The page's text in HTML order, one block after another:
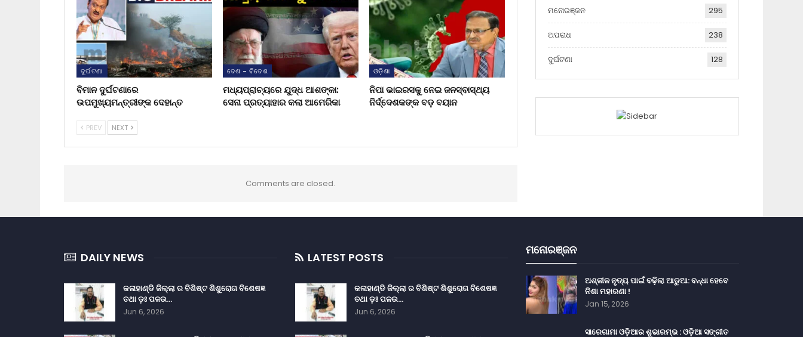
ଦୁର୍ଘଟଣା
ବିମାନ ଦୁର୍ଘଟଣାରେ
ଉପମୁଖ୍ୟମନ୍ତ୍ରୀଙ୍କ ଦେହାନ୍ତ
ଦେଶ - ବିଦେଶ
ମଧ୍ୟପ୍ରାଚ୍ୟରେ ଯୁଦ୍ଧ ଆଶଙ୍କା:
ସେନା ପ୍ରତ୍ୟାହାର କଲା ଆମେରିକା
ଓଡ଼ିଶା
ନିପା ଭାଇରସକୁ ନେଇ ଜନସ୍ବାସ୍ଥ୍ୟ
ନିର୍ଦ୍ଦେଶକଙ୍କ ବଡ଼ ବୟାନ
PREV NEXT
Comments are closed.
ମନୋରଞ୍ଜନ 295
ଅପରାଧ 238
ଦୁର୍ଘଟଣା 128
DAILY NEWS
କଳାହାଣ୍ଡି ଜିଲ୍ଲା ର ବିଶିଷ୍ଟ ଶିଶୁରୋଗ ବିଶେଷଜ୍ଞ
ତଥା ଡ଼ଃ ପଳଉ…
Jun 6, 2026
LATEST POSTS
କଳାହାଣ୍ଡି ଜିଲ୍ଲା ର ବିଶିଷ୍ଟ ଶିଶୁରୋଗ ବିଶେଷଜ୍ଞ
ତଥା ଡ଼ଃ ପଳଉ…
Jun 6, 2026
ମନୋରଞ୍ଜନ
ଅଶ୍ଳୀଳ ନୃତ୍ୟ ପାଇଁ ବଢ଼ିଲା ଆଡୁଆ: ବନ୍ଧା ହେବେ
ନିଶା ମହାରଣା !
Jan 15, 2026
ସାରେଗାମା ଓଡ଼ିଆର ଶୁଭାରମ୍ଭ : ଓଡ଼ିଆ ସଙ୍ଗୀତ